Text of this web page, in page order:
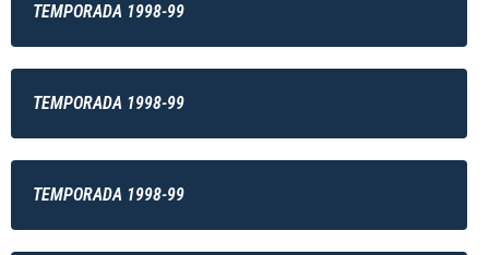
TEMPORADA 1998-99
TEMPORADA 1998-99
TEMPORADA 1998-99